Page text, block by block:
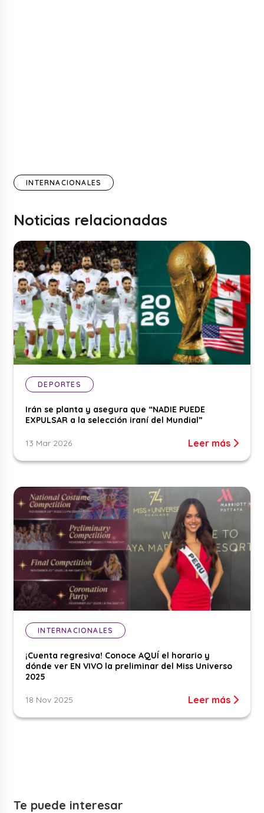
INTERNACIONALES
Noticias relacionadas
DEPORTES
Irán se planta y asegura que “NADIE PUEDE
EXPULSAR a la selección iraní del Mundial”
13 Mar 2026 Leer más
INTERNACIONALES
¡Cuenta regresiva! Conoce AQUÍ el horario y
dónde ver EN VIVO la preliminar del Miss Universo
2025
18 Nov 2025 Leer más
Te puede interesar